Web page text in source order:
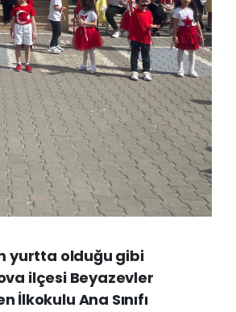
yurtta olduğu gibi
ilçesi Beyazevler
Ana Sınıfı